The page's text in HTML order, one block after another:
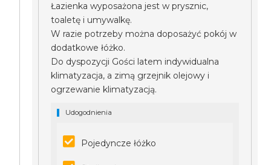
Łazienka wyposażona jest w prysznic,
toaletę i umywalkę.
W razie potrzeby można doposażyć pokój w
dodatkowe łóżko.
Do dyspozycji Gości latem indywidualna
klimatyzacja, a zimą grzejnik olejowy i
ogrzewanie klimatyzacją.
Udogodnienia
Pojedyncze łóżko